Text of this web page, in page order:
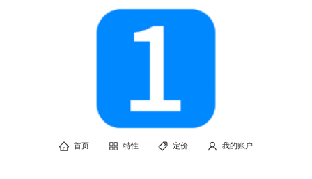
首页 特性 定价 我的账户